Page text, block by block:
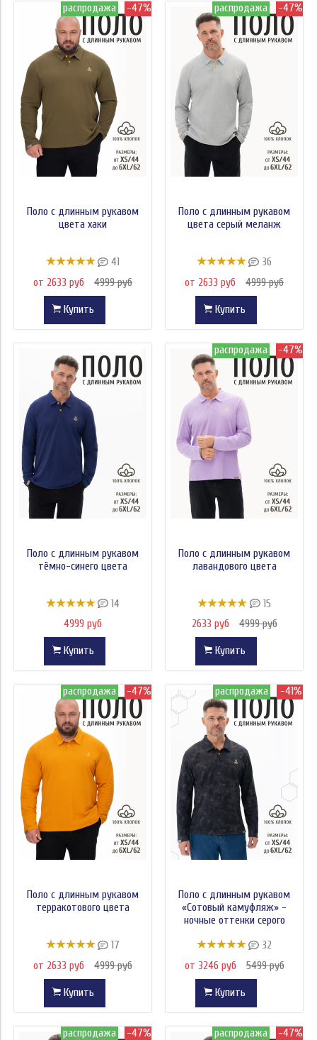
распродажа -47%
Поло с длинным рукавом
цвета хаки
41
от 2633 руб
4999 руб
Купить
распродажа -47%
Поло с длинным рукавом
цвета серый меланж
36
от 2633 руб
4999 руб
Купить
Поло с длинным рукавом
тёмно-синего цвета
14
4999 руб
Купить
распродажа -47%
Поло с длинным рукавом
лавандового цвета
15
2633 руб
4999 руб
Купить
распродажа -47%
Поло с длинным рукавом
терракотового цвета
17
от 2633 руб
4999 руб
Купить
распродажа -41%
Поло с длинным рукавом
«Сотовый камуфляж» -
ночные оттенки серого
32
от 3246 руб
5499 руб
Купить
распродажа -47% распродажа -47%